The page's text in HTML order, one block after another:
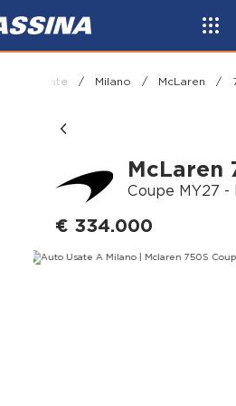
Usate / Milano / McLaren /
McLaren
Coupe MY27 -
€ 334.000